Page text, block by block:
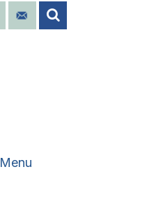
Menu